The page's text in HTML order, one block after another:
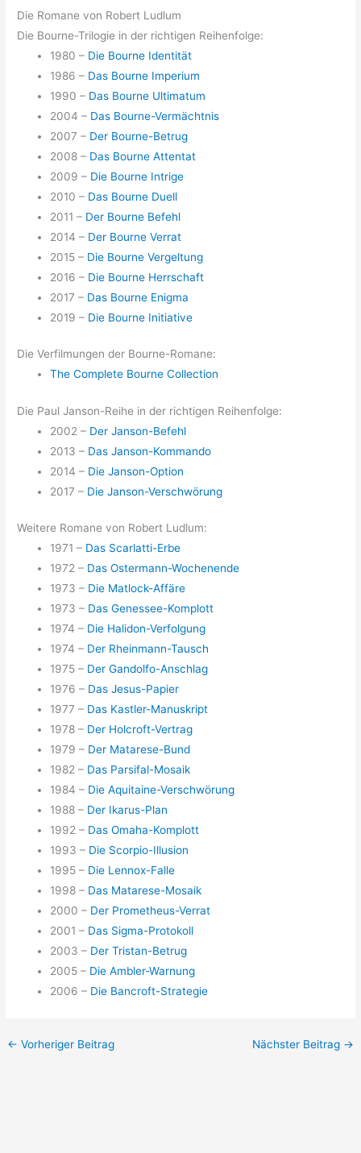
Die Romane von Robert Ludlum
Die Bourne-Trilogie in der richtigen Reihenfolge:
1980 – Die Bourne Identität
1986 – Das Bourne Imperium
1990 – Das Bourne Ultimatum
2004 – Das Bourne-Vermächtnis
2007 – Der Bourne-Betrug
2008 – Das Bourne Attentat
2009 – Die Bourne Intrige
2010 – Das Bourne Duell
2011 – Der Bourne Befehl
2014 – Der Bourne Verrat
2015 – Die Bourne Vergeltung
2016 – Die Bourne Herrschaft
2017 – Das Bourne Enigma
2019 – Die Bourne Initiative
Die Verfilmungen der Bourne-Romane:
The Complete Bourne Collection
Die Paul Janson-Reihe in der richtigen Reihenfolge:
2002 – Der Janson-Befehl
2013 – Das Janson-Kommando
2014 – Die Janson-Option
2017 – Die Janson-Verschwörung
Weitere Romane von Robert Ludlum:
1971 – Das Scarlatti-Erbe
1972 – Das Ostermann-Wochenende
1973 – Die Matlock-Affäre
1973 – Das Genessee-Komplott
1974 – Die Halidon-Verfolgung
1974 – Der Rheinmann-Tausch
1975 – Der Gandolfo-Anschlag
1976 – Das Jesus-Papier
1977 – Das Kastler-Manuskript
1978 – Der Holcroft-Vertrag
1979 – Der Matarese-Bund
1982 – Das Parsifal-Mosaik
1984 – Die Aquitaine-Verschwörung
1988 – Der Ikarus-Plan
1992 – Das Omaha-Komplott
1993 – Die Scorpio-Illusion
1995 – Die Lennox-Falle
1998 – Das Matarese-Mosaik
2000 – Der Prometheus-Verrat
2001 – Das Sigma-Protokoll
2003 – Der Tristan-Betrug
2005 – Die Ambler-Warnung
2006 – Die Bancroft-Strategie
← Vorheriger Beitrag Nächster Beitrag →